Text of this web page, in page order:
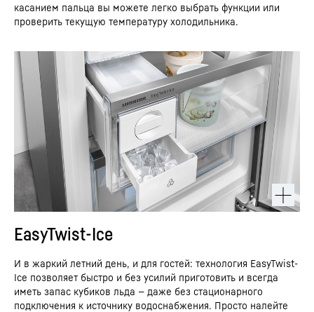
касанием пальца вы можете легко выбрать функции или
проверить текущую температуру холодильника.
EasyTwist-Ice
И в жаркий летний день, и для гостей: технология EasyTwist-
Ice позволяет быстро и без усилий приготовить и всегда
иметь запас кубиков льда — даже без стационарного
подключения к источнику водоснабжения. Просто налейте